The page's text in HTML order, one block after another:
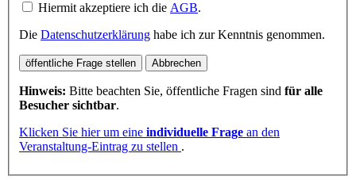
Hiermit akzeptiere ich die AGB.
Die Datenschutzerklärung habe ich zur Kenntnis genommen.
öffentliche Frage stellen Abbrechen
Hinweis: Bitte beachten Sie, öffentliche Fragen sind für alle
Besucher sichtbar.
Klicken Sie hier um eine individuelle Frage an den
Veranstaltung-Eintrag zu stellen .